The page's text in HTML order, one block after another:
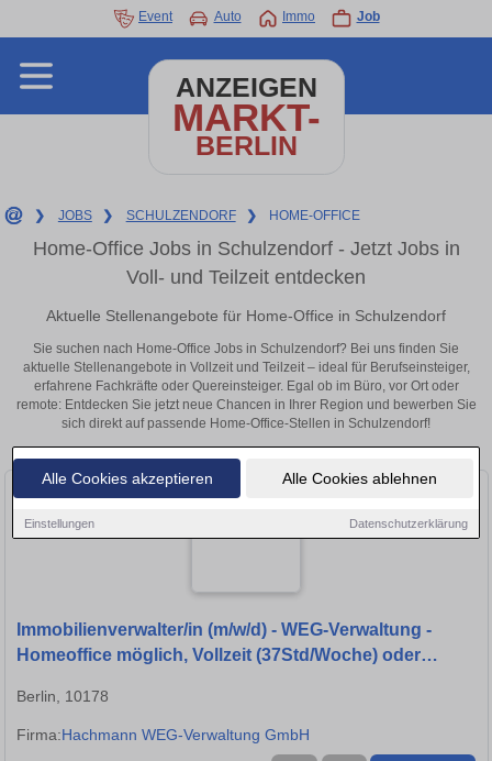
Alle Cookies akzeptieren Alle Cookies ablehnen
Einstellungen Datenschutzerklärung
Event Auto Immo Job
ANZEIGEN
MARKT-
BERLIN
❯ JOBS ❯ SCHULZENDORF ❯ HOME-OFFICE
Home-Office Jobs in Schulzendorf - Jetzt Jobs in
Voll- und Teilzeit entdecken
Aktuelle Stellenangebote für Home-Office in Schulzendorf
Sie suchen nach Home-Office Jobs in Schulzendorf? Bei uns finden Sie
aktuelle Stellenangebote in Vollzeit und Teilzeit – ideal für Berufseinsteiger,
erfahrene Fachkräfte oder Quereinsteiger. Egal ob im Büro, vor Ort oder
remote: Entdecken Sie jetzt neue Chancen in Ihrer Region und bewerben Sie
sich direkt auf passende Home-Office-Stellen in Schulzendorf!
Immobilienverwalter/in (m/w/d) - WEG-Verwaltung -
Homeoffice möglich, Vollzeit (37Std/Woche) oder
Berlin, 10178
Firma:Hachmann WEG-Verwaltung GmbH